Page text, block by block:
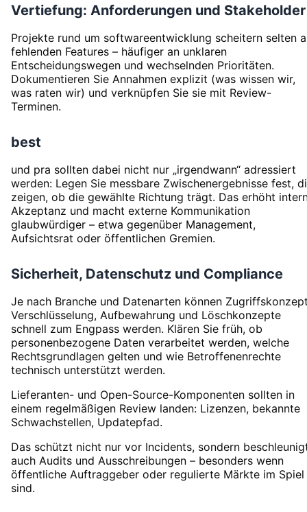
Vertiefung: Anforderungen und Stakeholder
Projekte rund um softwareentwicklung scheitern selten
fehlenden Features – häufiger an unklaren
Entscheidungswegen und wechselnden Prioritäten.
Dokumentieren Sie Annahmen explizit (was wissen wir,
was raten wir) und verknüpfen Sie sie mit Review-
Terminen.
best
und pra sollten dabei nicht nur „irgendwann“ adressiert
werden: Legen Sie messbare Zwischenergebnisse fest,
zeigen, ob die gewählte Richtung trägt. Das erhöht
Akzeptanz und macht externe Kommunikation
glaubwürdiger – etwa gegenüber Management,
Aufsichtsrat oder öffentlichen Gremien.
Sicherheit, Datenschutz und Compliance
Je nach Branche und Datenarten können
Verschlüsselung, Aufbewahrung und Löschkonzepte
schnell zum Engpass werden. Klären Sie früh, ob
personenbezogene Daten verarbeitet werden, welche
Rechtsgrundlagen gelten und wie Betroffenenrechte
technisch unterstützt werden.
Lieferanten- und Open-Source-Komponenten sollten in
einem regelmäßigen Review landen: Lizenzen, bekannte
Schwachstellen, Updatepfad.
Das schützt nicht nur vor Incidents, sondern
auch Audits und Ausschreibungen – besonders wenn
öffentliche Auftraggeber oder regulierte Märkte im Spiel
sind.